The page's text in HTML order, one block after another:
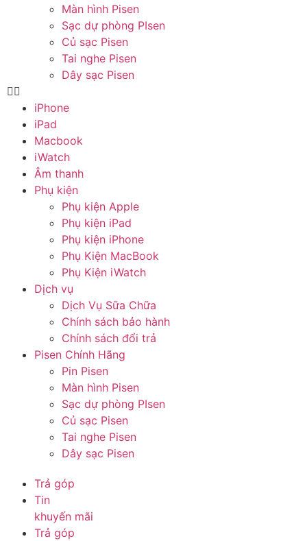
Màn hình Pisen
Sạc dự phòng PIsen
Củ sạc Pisen
Tai nghe Pisen
Dây sạc Pisen
iPhone
iPad
Macbook
iWatch
Âm thanh
Phụ kiện
Phụ kiện Apple
Phụ kiện iPad
Phụ kiện iPhone
Phụ Kiện MacBook
Phụ Kiện iWatch
Dịch vụ
Dịch Vụ Sữa Chữa
Chính sách bảo hành
Chính sách đổi trả
Pisen Chính Hãng
Pin Pisen
Màn hình Pisen
Sạc dự phòng PIsen
Củ sạc Pisen
Tai nghe Pisen
Dây sạc Pisen
Trả góp
Tin
khuyến mãi
Trả góp